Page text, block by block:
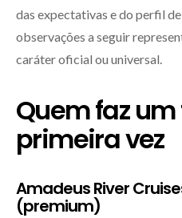
das expectativas e do perfil
observações a seguir
caráter oficial ou universal.
Quem faz
primeira vez
Amadeus River
(premium)